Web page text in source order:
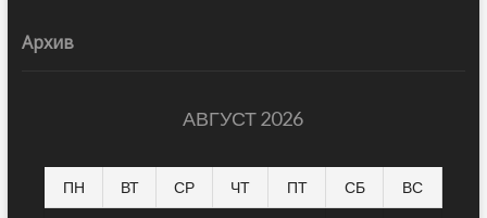
Архив
АВГУСТ 2026
ПН ВТ СР ЧТ ПТ СБ ВС